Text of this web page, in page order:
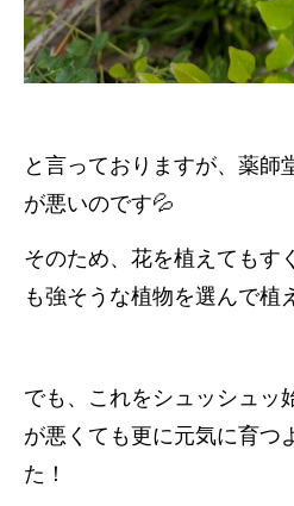
と言っておりますが、薬師
が悪いのです💦
そのため、花を植えてもす
も強そうな植物を選んで植
でも、これをシュッシュッ
が悪くても更に元気に育つ
た！